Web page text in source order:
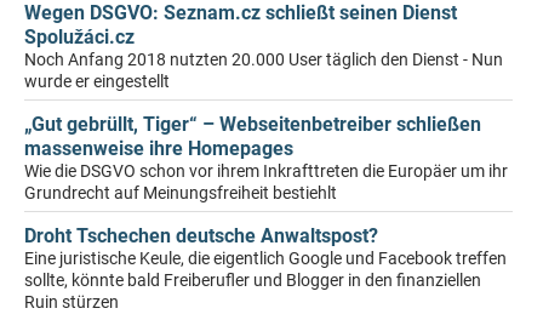
Wegen DSGVO: Seznam.cz schließt seinen Dienst
Spolužáci.cz
Noch Anfang 2018 nutzten 20.000 User täglich den Dienst - Nun
wurde er eingestellt
„Gut gebrüllt, Tiger“ – Webseitenbetreiber schließen
massenweise ihre Homepages
Wie die DSGVO schon vor ihrem Inkrafttreten die Europäer um ihr
Grundrecht auf Meinungsfreiheit bestiehlt
Droht Tschechen deutsche Anwaltspost?
Eine juristische Keule, die eigentlich Google und Facebook treffen
sollte, könnte bald Freiberufler und Blogger in den finanziellen
Ruin stürzen